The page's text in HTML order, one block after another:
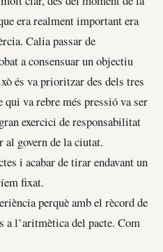
era realment important era
Calia passar de
a consensuar un objectiu
és va prioritzar des dels tres
qui va rebre més pressió va ser
exercici de responsabilitat
al govern de la ciutat.
i acabar de tirar endavant un
fixat.
perquè amb el rècord de
a l’aritmètica del pacte. Com